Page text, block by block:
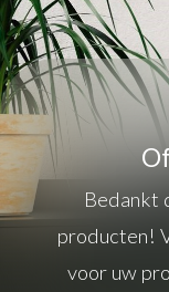
Bedankt
producten!
voor uw